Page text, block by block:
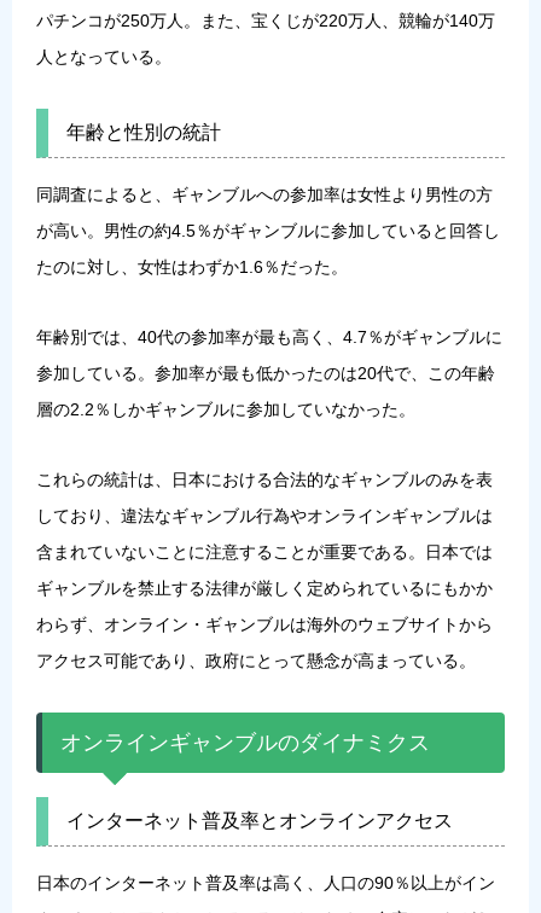
パチンコが250万人。また、宝くじが220万人、競輪が140万
人となっている。
年齢と性別の統計
同調査によると、ギャンブルへの参加率は女性より男性の方
が高い。男性の約4.5％がギャンブルに参加していると回答し
たのに対し、女性はわずか1.6％だった。
年齢別では、40代の参加率が最も高く、4.7％がギャンブルに
参加している。参加率が最も低かったのは20代で、この年齢
層の2.2％しかギャンブルに参加していなかった。
これらの統計は、日本における合法的なギャンブルのみを表
しており、違法なギャンブル行為やオンラインギャンブルは
含まれていないことに注意することが重要である。日本では
ギャンブルを禁止する法律が厳しく定められているにもかか
わらず、オンライン・ギャンブルは海外のウェブサイトから
アクセス可能であり、政府にとって懸念が高まっている。
オンラインギャンブルのダイナミクス
インターネット普及率とオンラインアクセス
日本のインターネット普及率は高く、人口の90％以上がイン